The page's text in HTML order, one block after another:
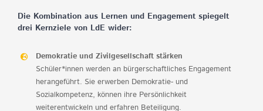
Die Kombination aus Lernen und Engagement spiegelt
drei Kernziele von LdE wider:
Demokratie und Zivilgesellschaft stärken
Schüler*innen werden an bürgerschaftliches Engagement
herangeführt. Sie erwerben Demokratie- und
Sozialkompetenz, können ihre Persönlichkeit
weiterentwickeln und erfahren Beteiligung.